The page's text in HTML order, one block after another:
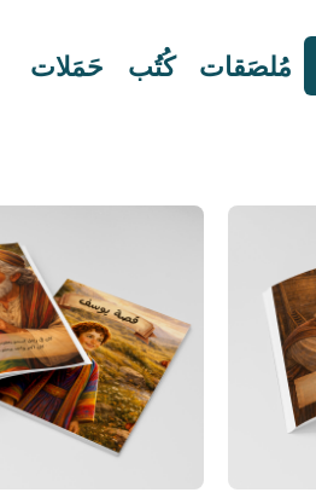
حَمَلات كُتُب مُلصَقات